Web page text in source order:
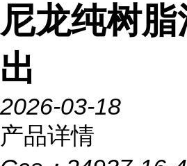
尼龙纯树
出
2026-03-18
产品详情